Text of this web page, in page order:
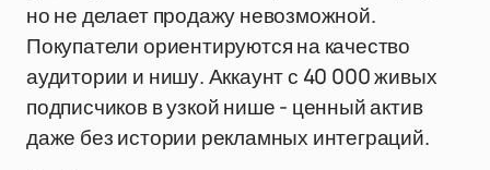
но не делает продажу невозможной.
Покупатели ориентируются на качество
аудитории и нишу. Аккаунт с 40 000 живых
подписчиков в узкой нише - ценный актив
даже без истории рекламных интеграций.